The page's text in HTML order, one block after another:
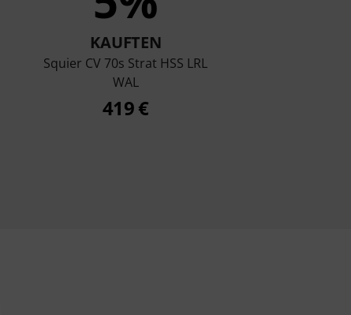
KAUFTEN
Squier CV 70s Strat HSS LRL
WAL
419 €